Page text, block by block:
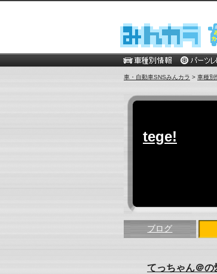
車・自動車SNSみんカラ > 車種別
tege!
ブログ
てっちゃん＠の